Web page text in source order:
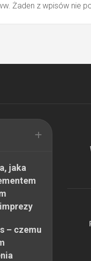
Żaden z wpisów nie
jaka
– czemu